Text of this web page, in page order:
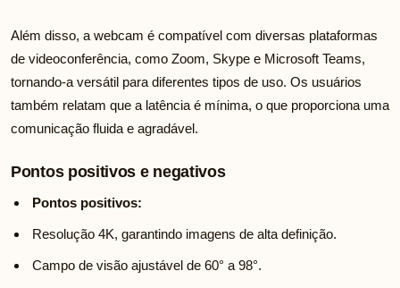
Além disso, a webcam é compatível com diversas plataformas
de videoconferência, como Zoom, Skype e Microsoft Teams,
tornando-a versátil para diferentes tipos de uso. Os usuários
também relatam que a latência é mínima, o que proporciona uma
comunicação fluida e agradável.
Pontos positivos e negativos
Pontos positivos:
Resolução 4K, garantindo imagens de alta definição.
Campo de visão ajustável de 60° a 98°.